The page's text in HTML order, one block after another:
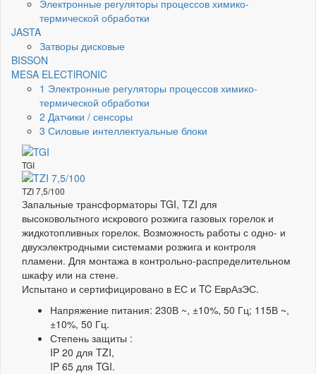
Электронные регуляторы процессов химико-
термической обработки
JASTA
Затворы дисковые
BISSON
MESA ELECTlRONIC
1 Электронные регуляторы процессов химико-
термической обработки
2 Датчики / сенсоры
3 Силовые интеллектуальные блоки
TGI
TZI 7,5/100
Запальные трансформаторы TGI, TZI для
высоковольтного искрового розжига газовых горелок и
жидкотопливных горелок. Возможность работы с одно- и
двухэлектродными системами розжига и контроля
пламени. Для монтажа в контрольно-распределительном
шкафу или на стене.
Испытано и сертифицировано в ЕС и TC ЕврАзЭС.
Напряжение питания: 230В ~, ±10%, 50 Гц; 115В ~,
±10%, 50 Гц.
Степень защиты :
IP 20 для TZI,
IP 65 для TGI.